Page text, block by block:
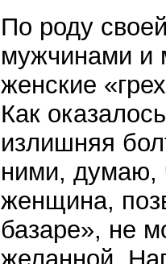
По роду
мужчинами и
женские
Как
излишняя
ними, думаю,
женщина,
базаре», не